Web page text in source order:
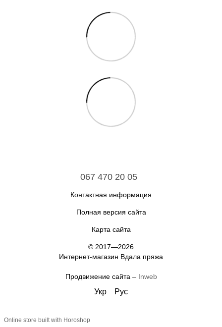
067 470 20 05
Контактная информация
Полная версия сайта
Карта сайта
© 2017—2026
Интернет-магазин Вдала пряжа
Продвижение сайта – Inweb
Укр Рус
Online store built with Horoshop